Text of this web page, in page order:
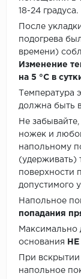
18-24 градуса.
После
подогрева
времени)
Изменение
на 5 °C в
Температура
должна быть
Не
ножек и
напольному
(удерживать)
поверхности
допустимого
Напольное
попадания
Максимально
основания
При
напольное